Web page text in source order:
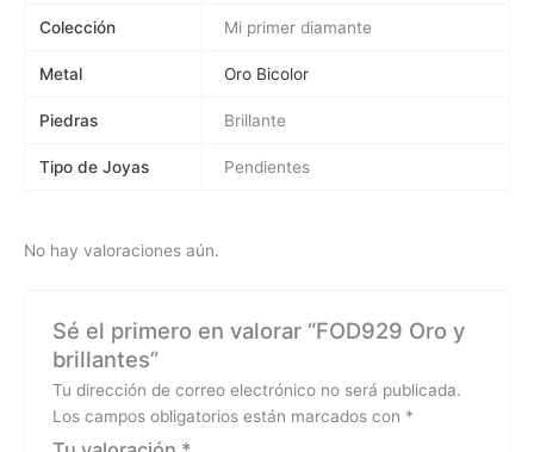
Colección Mi primer diamante
Metal Oro Bicolor
Piedras Brillante
Tipo de Joyas Pendientes
No hay valoraciones aún.
Sé el primero en valorar “FOD929 Oro y
brillantes”
Tu dirección de correo electrónico no será publicada.
Los campos obligatorios están marcados con *